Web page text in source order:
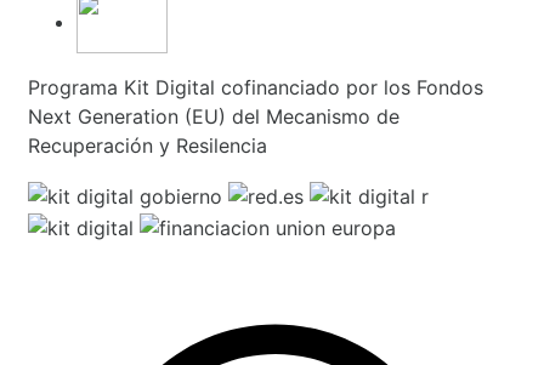
Programa Kit Digital cofinanciado por los Fondos
Next Generation (EU) del Mecanismo de
Recuperación y Resilencia